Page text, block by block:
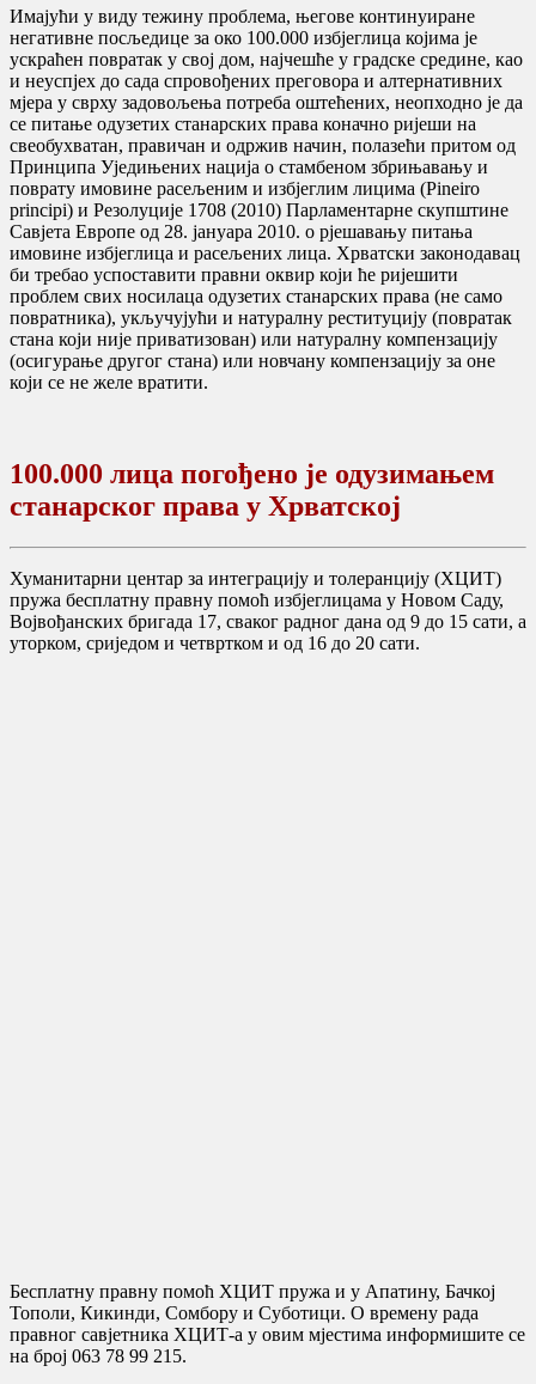
Имајући у виду тежину проблема, његове континуиране
негативне посљедице за око 100.000 избјеглица којима је
ускраћен повратак у свој дом, најчешће у градске средине, као
и неуспјех до сада спровођених преговора и алтернативних
мјера у сврху задовољења потреба оштећених, неопходно је да
се питање одузетих станарских права коначно ријеши на
свеобухватан, правичан и одржив начин, полазећи притом од
Принципа Уједињених нација о стамбеном збрињавању и
поврату имовине расељеним и избјеглим лицима (Pineiro
principi) и Резолуције 1708 (2010) Парламентарне скупштине
Савјета Европе од 28. јануара 2010. о рјешавању питања
имовине избјеглица и расељених лица. Хрватски законодавац
би требао успоставити правни оквир који ће ријешити
проблем свих носилаца одузетих станарских права (не само
повратника), укључујући и натуралну реституцију (повратак
стана који није приватизован) или натуралну компензацију
(осигурање другог стана) или новчану компензацију за оне
који се не желе вратити.
100.000 лица погођено је одузимањем
станарског права у Хрватској
Хуманитарни центар за интеграцију и толеранцију (ХЦИТ)
пружа бесплатну правну помоћ избјеглицама у Новом Саду,
Војвођанских бригада 17, сваког радног дана од 9 до 15 сати, а
уторком, сриједом и четвртком и од 16 до 20 сати.
Бесплатну правну помоћ ХЦИТ пружа и у Апатину, Бачкој
Тополи, Кикинди, Сомбору и Суботици. О времену рада
правног савјетника ХЦИТ-а у овим мјестима информишите се
на број 063 78 99 215.